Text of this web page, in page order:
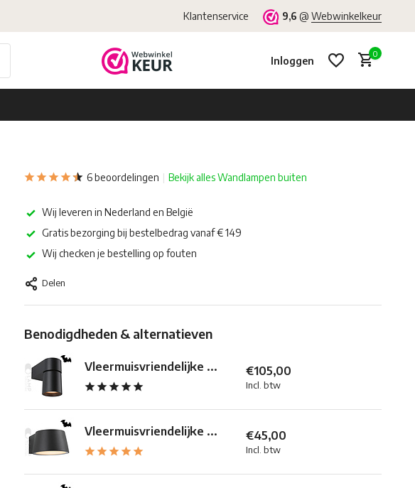
Klantenservice 9,6 @ Webwinkelkeur
Inloggen
0
6 beoordelingen Bekijk alles Wandlampen buiten
Wij leveren in Nederland en België
Gratis bezorging bij bestelbedrag vanaf € 149
Wij checken je bestelling op fouten
Delen
Benodigdheden & alternatieven
Vleermuisvriendelijke ... €105,00
Incl. btw
Vleermuisvriendelijke ... €45,00
Incl. btw